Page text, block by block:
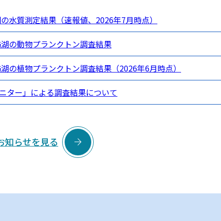
水質測定結果（速報値、2026年7月時点）
の動物プランクトン調査結果
の植物プランクトン調査結果（2026年6月時点）
ター」による調査結果について
知らせを見る 